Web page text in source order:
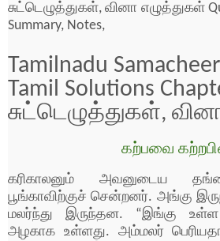
சுட்டெழுத்துகள், வினா எழுத்துகள்
Summary, Notes,
Tamilnadu
Tamil Solutions
சுட்டெழுத்துகள்,
கற்பவை
கரிகாலனும் அவனுடைய
பூங்காவிற்குச் சென்றனர். அங்கு
மலர்ந்து இருந்தன. “இங்கு
அழகாக உள்ளது. அம்மலர்